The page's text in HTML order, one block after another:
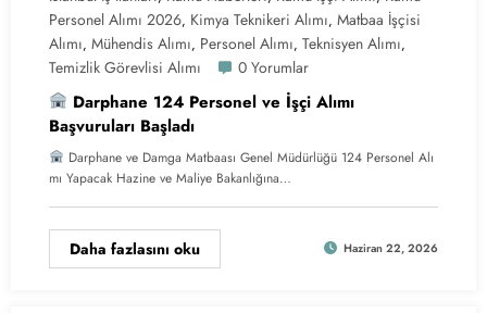
Personel Alımı 2026, Kimya Teknikeri Alımı, Matbaa İşçisi
Alımı, Mühendis Alımı, Personel Alımı, Teknisyen Alımı,
Temizlik Görevlisi Alımı 0 Yorumlar
Darphane 124 Personel ve İşçi Alımı
Başvuruları Başladı
Darphane ve Damga Matbaası Genel Müdürlüğü 124 Personel Alı
mı Yapacak Hazine ve Maliye Bakanlığına…
Daha fazlasını oku Haziran 22, 2026